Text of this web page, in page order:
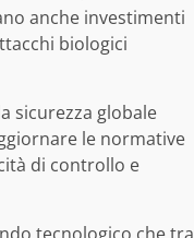
anche investimenti
biologici
sicurezza globale
le normative
di controllo e